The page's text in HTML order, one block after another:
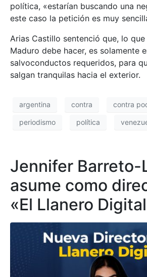
política, «estarían buscando una
este caso la petición es muy
Arias Castillo sentenció que, lo
Maduro debe hacer, es solamente
salvoconductos requeridos, para
salgan tranquilas hacia el exterior.
argentina contra contra
periodismo política
Jennifer Barreto-
asume como
«El Llanero